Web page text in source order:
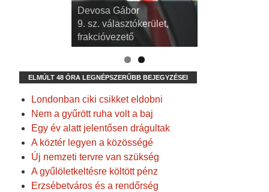
dr. Kispál Tibor
3. sz. választókerület,
alpolgármester
Devosa Gábor
9. sz. választókerület,
frakcióvezető
ELMÚLT 48 ÓRA LEGNÉPSZERŰBB BEJEGYZÉSEI
Londonban ciki csikket eldobni
Nem a gyűrött ruha volt a baj
Egy év alatt jelentősen drágultak
A köztér legyen a közösségé
Új nemzeti tervre van szükség
A gyűlöletkeltésre költött pénz
Erzsébetváros és a rendőrség